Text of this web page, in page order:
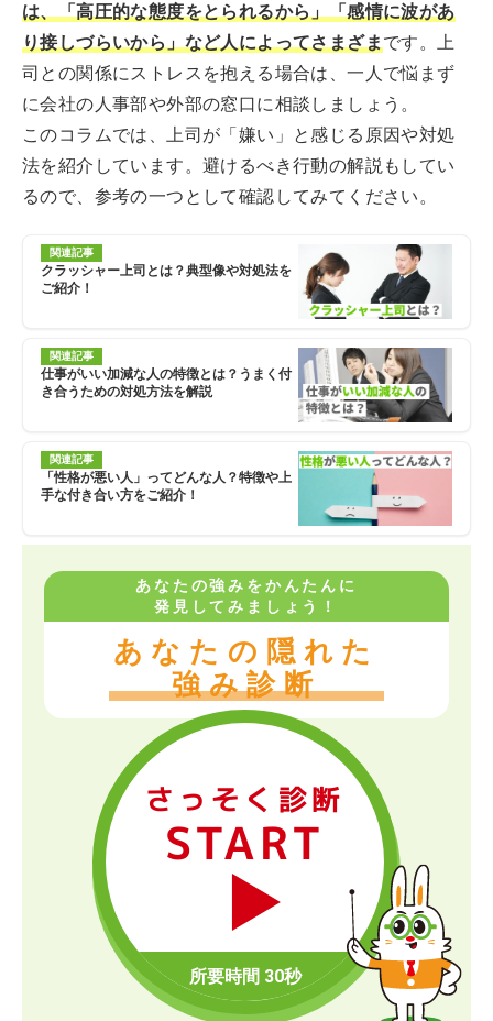
は、「高圧的な態度をとられるから」「感情に波があ
り接しづらいから」など人によってさまざまです。上
司との関係にストレスを抱える場合は、一人で悩まず
に会社の人事部や外部の窓口に相談しましょう。
このコラムでは、上司が「嫌い」と感じる原因や対処
法を紹介しています。避けるべき行動の解説もしてい
るので、参考の一つとして確認してみてください。
関連記事
クラッシャー上司とは？典型像や対処法を
ご紹介！
関連記事
仕事がいい加減な人の特徴とは？うまく付
き合うための対処方法を解説
関連記事
「性格が悪い人」ってどんな人？特徴や上
手な付き合い方をご紹介！
あなたの強みをかんたんに
発見してみましょう！
あなたの隠れた
強み診断
さっそく診断
START